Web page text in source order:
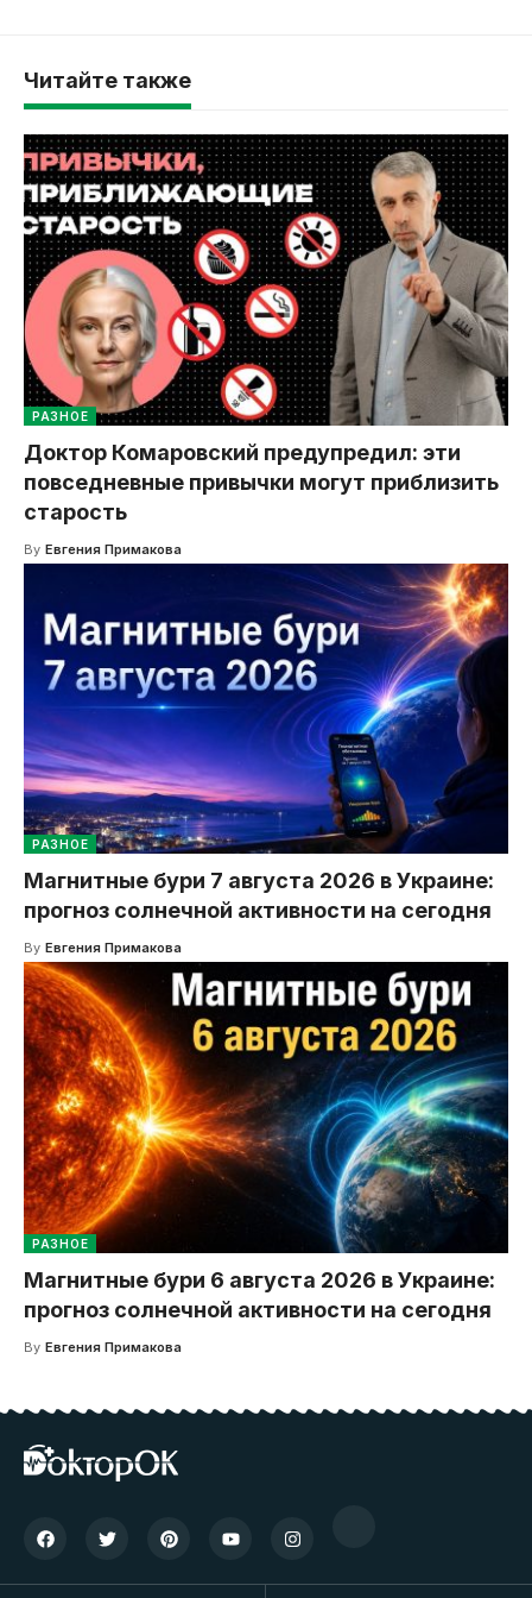
Читайте также
РАЗНОЕ
Доктор Комаровский предупредил: эти
повседневные привычки могут приблизить
старость
By Евгения Примакова
РАЗНОЕ
Магнитные бури 7 августа 2026 в Украине:
прогноз солнечной активности на сегодня
By Евгения Примакова
РАЗНОЕ
Магнитные бури 6 августа 2026 в Украине:
прогноз солнечной активности на сегодня
By Евгения Примакова